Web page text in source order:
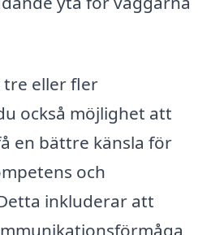
tre eller fler
också möjlighet att
en bättre känsla för
och
inkluderar att